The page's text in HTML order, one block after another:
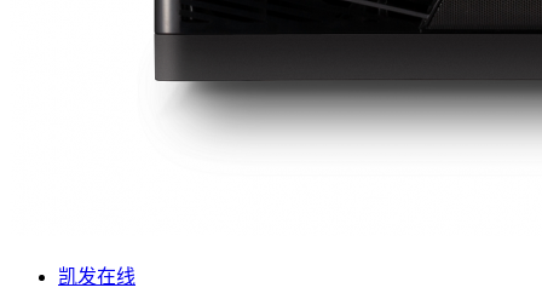
凯发在线